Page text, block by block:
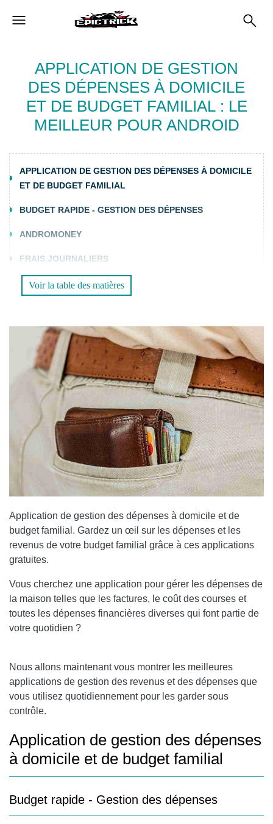
APPLICATION DE GESTION
DES DÉPENSES À DOMICILE
ET DE BUDGET FAMILIAL : LE
MEILLEUR POUR ANDROID
APPLICATION DE GESTION DES DÉPENSES À DOMICILE
ET DE BUDGET FAMILIAL
BUDGET RAPIDE - GESTION DES DÉPENSES
ANDROMONEY
FRAIS JOURNALIERS
GESTIONNAIRE DE DÉPENSES
Voir la table des matières
Application de gestion des dépenses à domicile et de
budget familial . Gardez un œil sur les dépenses et les
revenus de votre budget familial grâce à ces applications
gratuites.
Vous cherchez une application pour gérer les dépenses de
la maison telles que les factures, le coût des courses et
toutes les dépenses financières diverses qui font partie de
votre quotidien ?
Nous allons maintenant vous montrer les meilleures
applications de gestion des revenus et des dépenses que
vous utilisez quotidiennement pour les garder sous
contrôle.
Application de gestion des dépenses
à domicile et de budget familial
Budget rapide - Gestion des dépenses